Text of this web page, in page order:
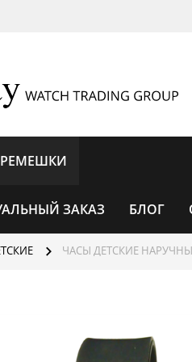
ЗАКАЗ БЛОГ
ЧАСЫ ДЕТСКИЕ